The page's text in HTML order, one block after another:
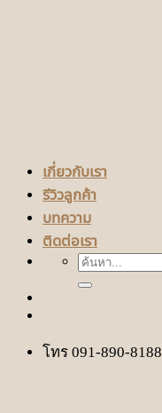
เกี่ยวกับเรา
รีวิวลูกค้า
บทความ
ติดต่อเรา
ค้นหา:
โทร 091-890-8188